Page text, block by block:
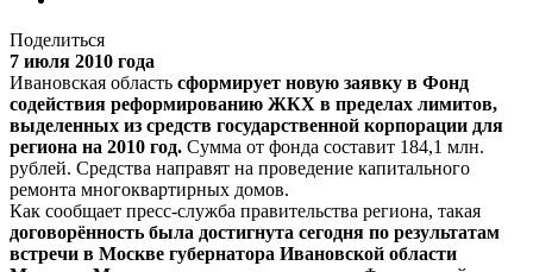
Поделиться
7 июля 2010 года
Ивановская область сформирует новую заявку в Фонд
содействия реформированию ЖКХ в пределах лимитов,
выделенных из средств государственной корпорации для
региона на 2010 год. Сумма от фонда составит 184,1 млн.
рублей. Средства направят на проведение капитального
ремонта многоквартирных домов.
Как сообщает пресс-служба правительства региона, такая
договорённость была достигнута сегодня по результатам
встречи в Москве губернатора Ивановской области